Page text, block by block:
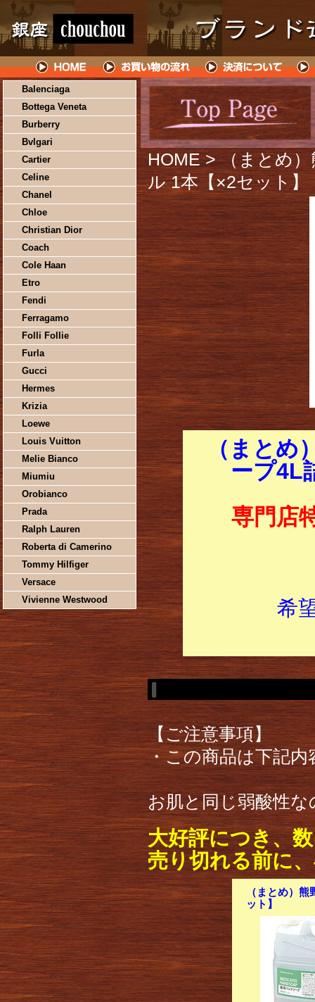
Balenciaga
Bottega Veneta
Burberry
Bvlgari
Cartier
Celine
Chanel
Chloe
Christian Dior
Coach
Cole Haan
Etro
Fendi
Ferragamo
Folli Follie
Furla
Gucci
Hermes
Krizia
Loewe
Louis Vuitton
Melie Bianco
Miumiu
Orobianco
Prada
Ralph Lauren
Roberta di Camerino
Tommy Hilfiger
Versace
Vivienne Westwood
HOME > （まとめ
ル 1本【×2セット】
（まとめ
ープ4L
専門店
希
【ご注意事項】
・この商品は下記
お肌と同じ弱酸性
大好評につき、
売り切れる前に
（まとめ）
ット】